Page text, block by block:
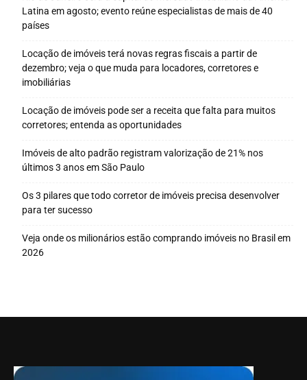
Latina em agosto; evento reúne especialistas de mais de 40
países
Locação de imóveis terá novas regras fiscais a partir de
dezembro; veja o que muda para locadores, corretores e
imobiliárias
Locação de imóveis pode ser a receita que falta para muitos
corretores; entenda as oportunidades
Imóveis de alto padrão registram valorização de 21% nos
últimos 3 anos em São Paulo
Os 3 pilares que todo corretor de imóveis precisa desenvolver
para ter sucesso
Veja onde os milionários estão comprando imóveis no Brasil em
2026